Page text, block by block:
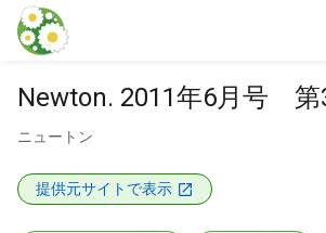
本文に飛ぶ
Newton. 2011年6月号
ニュートン
提供元サイトで表示